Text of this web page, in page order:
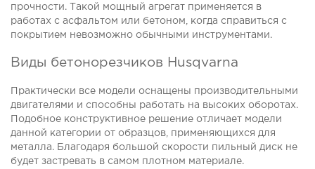
прочности. Такой мощный агрегат применяется в
работах с асфальтом или бетоном, когда справиться с
покрытием невозможно обычными инструментами.
Виды бетонорезчиков Husqvarna
Практически все модели оснащены производительными
двигателями и способны работать на высоких оборотах.
Подобное конструктивное решение отличает модели
данной категории от образцов, применяющихся для
металла. Благодаря большой скорости пильный диск не
будет застревать в самом плотном материале.